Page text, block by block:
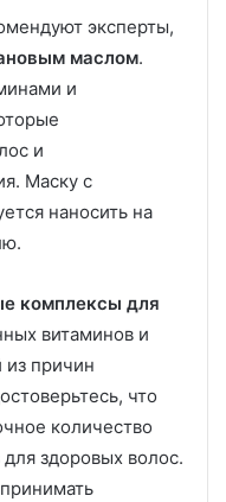
эксперты,
маслом.
и
и
Маску с
наносить на
комплексы для
витаминов и
причин
что
количество
здоровых волос.